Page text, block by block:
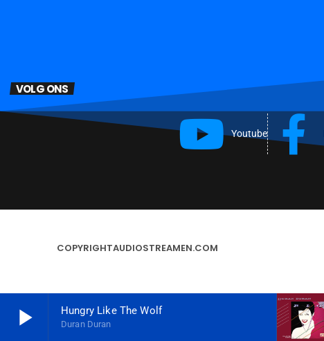
play_arrow Hungry Like The Wolf
Duran Duran
VOLG ONS
Youtube
COPYRIGHTAUDIOSTREAMEN.COM